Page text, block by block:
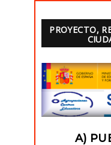
PROYECTO,
A)